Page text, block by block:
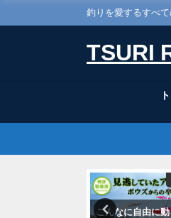
釣りを愛するすべ
TSURI
こんなに自由に